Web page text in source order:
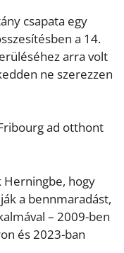
csapata egy
a 14.
arra volt
ne szerezzen
ad otthont
Herningbe, hogy
a bennmaradást,
– 2009-ben
és 2023-ban